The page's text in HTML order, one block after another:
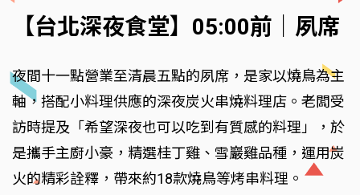
【台北深夜食堂】05:00前｜夙席
夜間十一點營業至清晨五點的夙席，是家以燒鳥為主
軸，搭配小料理供應的深夜炭火串燒料理店。老闆受
訪時提及「希望深夜也可以吃到有質感的料理」，於
是攜手主廚小豪，精選桂丁雞、雪巖雞品種，運用炭
火的精彩詮釋，帶來約18款燒鳥等烤串料理。